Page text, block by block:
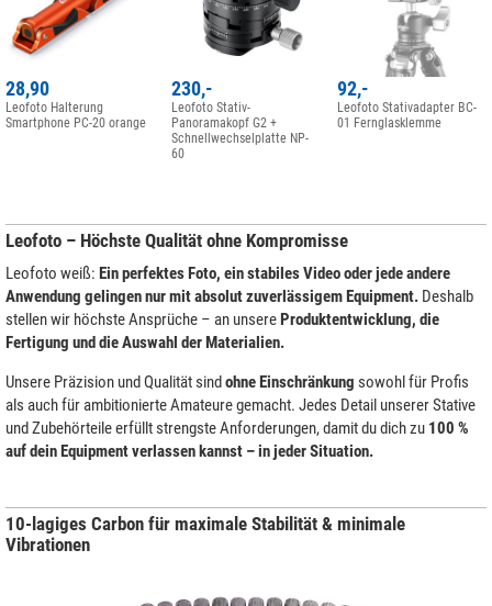
28,90
Leofoto Halterung
Smartphone PC-20 orange
230,-
Leofoto Stativ-
Panoramakopf G2 +
Schnellwechselplatte NP-
60
92,-
Leofoto Stativadapter BC-
01 Fernglasklemme
Leofoto – Höchste Qualität ohne Kompromisse
Leofoto weiß: Ein perfektes Foto, ein stabiles Video oder jede andere
Anwendung gelingen nur mit absolut zuverlässigem Equipment. Deshalb
stellen wir höchste Ansprüche – an unsereProduktentwicklung, die
Fertigung und die Auswahl der Materialien.
Unsere Präzision und Qualität sindohne Einschränkung sowohl für Profis
als auch für ambitionierte Amateure gemacht. Jedes Detail unserer Stative
und Zubehörteile erfüllt strengste Anforderungen, damit du dich zu 100 %
auf dein Equipment verlassen kannst – in jeder Situation.
10-lagiges Carbon für maximale Stabilität & minimale
Vibrationen